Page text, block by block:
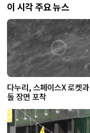
이 시각 주요 뉴스
다누리, 스페이스X 로켓
돌 장면 포착